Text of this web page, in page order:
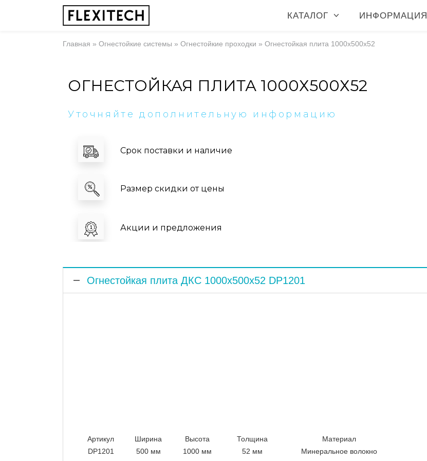
КАТАЛОГ ИНФОРМАЦИЯ
Главная » Огнестойкие системы » Огнестойкие проходки » Огнестойкая плита 1000х500х52
ОГНЕСТОЙКАЯ ПЛИТА 1000Х500Х52
Уточняйте дополнительную информацию
Срок поставки и наличие
Размер скидки от цены
Акции и предложения
Огнестойкая плита ДКС 1000х500х52 DP1201
Артикул Ширина Высота Толщина
Материал
DP1201
500 мм 1000 мм 52 мм Минеральное волокно